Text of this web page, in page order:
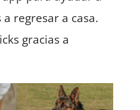
regresar a casa.
gracias a